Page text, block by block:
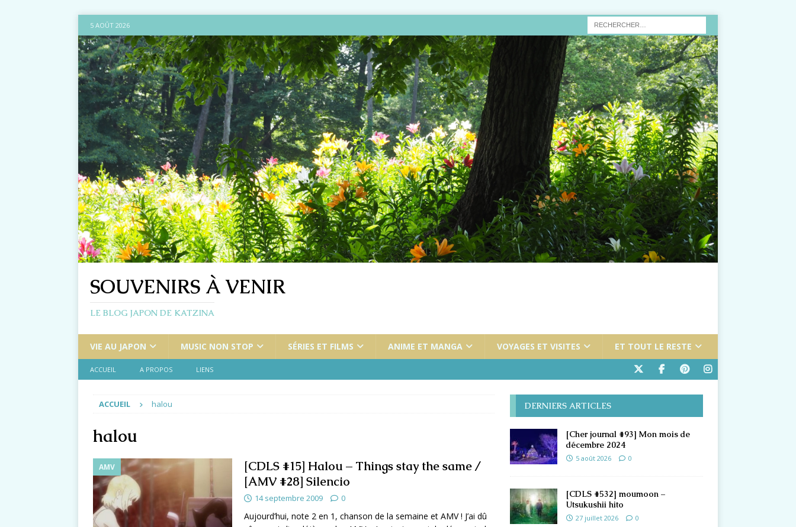
5 AOÛT 2026
SOUVENIRS À VENIR
LE BLOG JAPON DE KATZINA
VIE AU JAPON MUSIC NON STOP SÉRIES ET FILMS ANIME ET MANGA VOYAGES ET VISITES ET TOUT LE RESTE
ACCUEIL A PROPOS LIENS
ACCUEIL halou
halou
AMV
[CDLS #15] Halou – Things stay the same /
[AMV #28] Silencio
14 septembre 2009 0
Aujourd’hui, note 2 en 1, chanson de la semaine et AMV ! J’ai dû
DERNIERS ARTICLES
[Cher journal #93] Mon mois de
décembre 2024
5 août 2026 0
[CDLS #532] moumoon –
Utsukushii hito
27 juillet 2026 0